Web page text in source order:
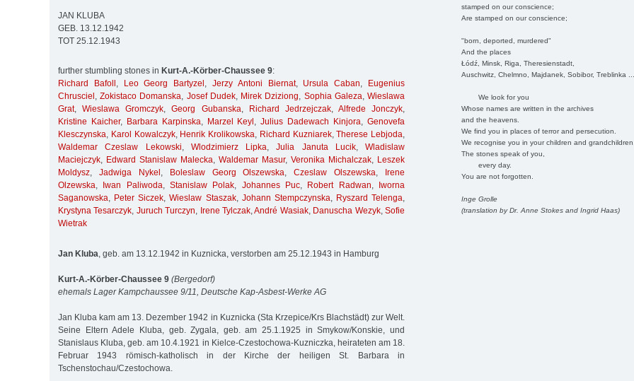
stamped on our conscience;
Are stamped on our conscience;
"born, deported, murdered"
And the places
Łódź, Minsk, Riga, Theresienstadt,
Auschwitz, Chelmno, Majdanek, Sobibor, Treblinka
We look for you
Whose names are written in the archives
and the heavens.
We find you in places of terror and persecution.
We recognise you in your children and
The stones speak of you,
every day.
You are not forgotten.
Inge Grolle
(translation by Dr. Anne Stokes and Ingrid Haas)
JAN KLUBA
GEB. 13.12.1942
TOT 25.12.1943
further stumbling stones in Kurt-A.-Körber-Chaussee 9:
Richard Bafoll , Leo Georg Bartyzel ,Jerzy Antoni Biernat, Ursula Caban,
Eugenius
Chrusciel ,Zokistaco Domanska, Josef Dudek, Mirek Dziziong, Sophia Galeza,Wieslawa
Grat,Wieslawa Gromczyk,Georg Gubanska, Richard Jedrzejczak, Alfrede Jonczyk,
Kristine Kaicher, Barbara Karpinska, Marzel Keyl ,Julius Dadewach Kinjora,Genovefa
Klesczynska, Karol Kowalczyk, Henrik Krolikowska, Richard Kuzniarek,Therese Lebjoda,
Waldemar Czeslaw Lekowski, Wlodzimierz Lipka,Julia Januta Lucik, Wladislaw
Maciejczyk, Edward Stanislaw Malecka, Waldemar Masur, Veronika Michalczak, Leszek
Moldysz, Jadwiga Nykel , Boleslaw Georg Olszewska,Czeslaw Olszewska,
Irene
Olzewska, Iwan Paliwoda,Stanislaw Polak, Johannes Puc, Robert Radwan,
Iworna
Saganowska, Peter Siczek,Wieslaw Staszak, Johann Stempczynska, Ryszard Telenga,
Krystyna Tesarczyk, Juruch Turczyn, Irene Tylczak,André Wasiak, Danuscha Wezyk,Sofie
Wietrak
Jan Kluba , geb. am 13.12.1942 in Kuznicka, verstorben am 25.12.1943 in Hamburg
Kurt-A.-Körber-Chaussee 9 (Bergedorf)
ehemals Lager Kampchaussee 9/11, Deutsche Kap-Asbest-Werke AG
Jan Kluba kam am 13. Dezember 1942 in Kuznicka (Sta Krzepice/Krs Blachstädt) zur Welt.
Seine Eltern Adele Kluba, geb. Zygala, geb. am 25.1.1925 in Smykow/Konskie, und
Stanislaus Kluba, geb. am 10.4.1921 in Kielce-Czestochowa-Kuzniczka, heirateten am 18.
Februar 1943 römisch-katholisch in der Kirche der heiligen St. Barbara in
Tschenstochau/Czestochowa.